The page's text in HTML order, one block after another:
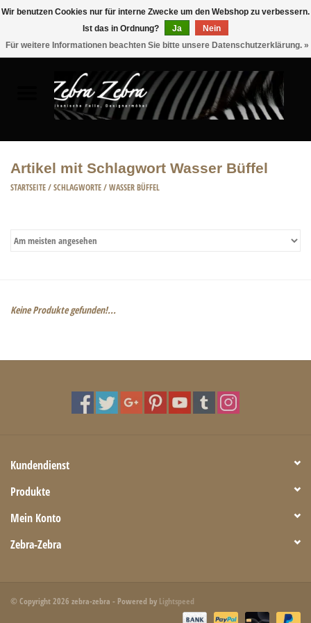
MÖBEL
WOHNACCESSOIRES
Artikel mit Schlagwort Wasser Büffel
STARTSEITE/SCHLAGWORTE/WASSER BÜFFEL
Keine Produkte gefunden!...
Kundendienst
Produkte
Mein Konto
Zebra-Zebra
© Copyright 2026 zebra-zebra - Powered by Lightspeed
Wir benutzen Cookies nur für interne Zwecke um den Webshop zu verbessern.
Ist das in Ordnung?
Ja
Nein
Für weitere Informationen beachten Sie bitte unsere Datenschutzerklärung. »